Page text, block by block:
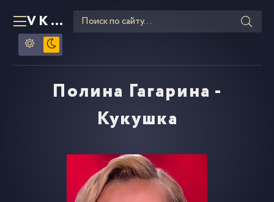
VKLIPE RU
Полина Гагарина -
Кукушка